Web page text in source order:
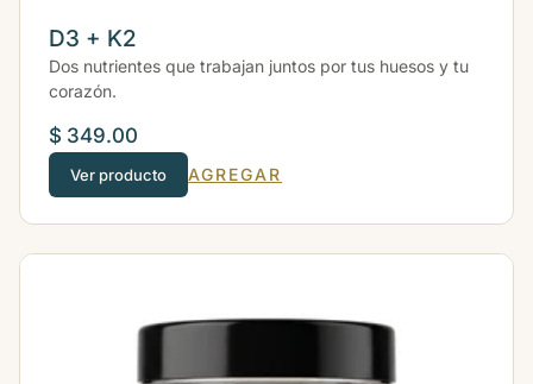
D3 + K2
Dos nutrientes que trabajan juntos por tus huesos y tu
corazón.
$ 349.00
Ver producto AGREGAR